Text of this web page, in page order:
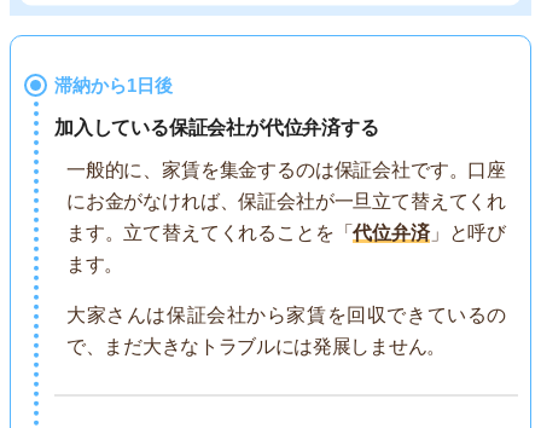
滞納から1日後
加入している保証会社が代位弁済する
一般的に、家賃を集金するのは保証会社です。口座
にお金がなければ、保証会社が一旦立て替えてくれ
ます。立て替えてくれることを「代位弁済」と呼び
ます。
大家さんは保証会社から家賃を回収できているの
で、まだ大きなトラブルには発展しません。